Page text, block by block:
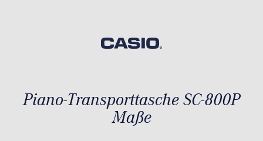
Piano-Transporttasche SC-800P
Maße